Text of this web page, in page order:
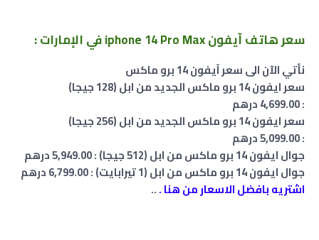
سعر هاتف آيفون iphone 14 Pro Max في الإمارات :
نأتي الآن الى سعر آيفون 14 برو ماكس
سعر
ايفون 14 برو ماكس الجديد من ابل (128 جيجا)
:
‎4,699.‎00‏درهم
سعر
ايفون 14 برو ماكس الجديد من ابل (256 جيجا)
: ‎5,099.‎00‏
درهم
جوال ايفون 14 برو ماكس من ابل (512 جيجا) :
‎5,949.‎00‏درهم
جوال ايفون 14 برو ماكس من ابل (1 تيرابايت) :
‎6,799.‎00‏درهم
اشتريه بافضل الاسعار من هنا ...